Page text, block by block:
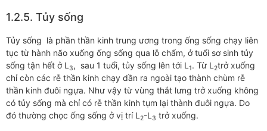
1.2.5. Tủy sống
Tủy sống là phần thần kinh trung ương trong ống sống chạy liên
tục từ hành não xuống ống sống qua lỗ chẩm, ở tuổi sơ sinh tủy
sống tận hết ở L 3, sau 1 tuổi, tủy sống lên tới L 1. Từ L 2trở xuống
chỉ còn các rễ thần kinh chạy dần ra ngoài tạo thành chùm rễ
thần kinh đuôi ngựa. Như vậy từ vùng thắt lưng trở xuống không
có tủy sống mà chỉ có rễ thần kinh tụm lại thành đuôi ngựa. Do
đó thường chọc ống sống ở vị trí L 2-L 3 trở xuống.